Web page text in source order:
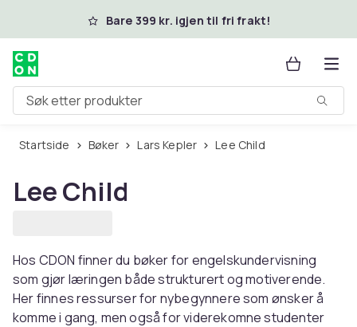
Hopp til hovedinnholdBare 399 kr. igjen til fri frakt!
Søk etter produkter
Startside Bøker Lars Kepler Lee Child
Lee Child
Hos CDON finner du bøker for engelskundervisning
som gjør læringen både strukturert og motiverende.
Her finnes ressurser for nybegynnere som ønsker å
komme i gang, men også for viderekomne studenter